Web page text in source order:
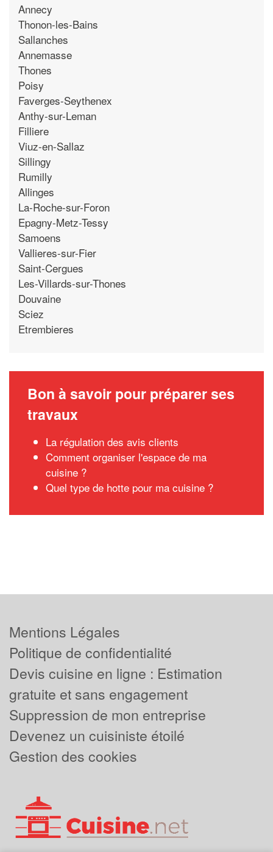
Annecy
Thonon-les-Bains
Sallanches
Annemasse
Thones
Poisy
Faverges-Seythenex
Anthy-sur-Leman
Filliere
Viuz-en-Sallaz
Sillingy
Rumilly
Allinges
La-Roche-sur-Foron
Epagny-Metz-Tessy
Samoens
Vallieres-sur-Fier
Saint-Cergues
Les-Villards-sur-Thones
Douvaine
Sciez
Etrembieres
Bon à savoir pour préparer ses
travaux
La régulation des avis clients
Comment organiser l'espace de ma
cuisine ?
Quel type de hotte pour ma cuisine ?
Mentions Légales
Politique de confidentialité
Devis cuisine en ligne : Estimation
gratuite et sans engagement
Suppression de mon entreprise
Devenez un cuisiniste étoilé
Gestion des cookies